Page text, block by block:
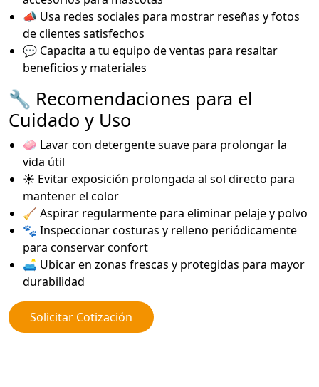
📣 Usa redes sociales para mostrar reseñas y fotos
de clientes satisfechos
💬 Capacita a tu equipo de ventas para resaltar
beneficios y materiales
🔧 Recomendaciones para el
Cuidado y Uso
🧼 Lavar con detergente suave para prolongar la
vida útil
☀️ Evitar exposición prolongada al sol directo para
mantener el color
🧹 Aspirar regularmente para eliminar pelaje y polvo
🐾 Inspeccionar costuras y relleno periódicamente
para conservar confort
🛋️ Ubicar en zonas frescas y protegidas para mayor
durabilidad
Solicitar Cotización